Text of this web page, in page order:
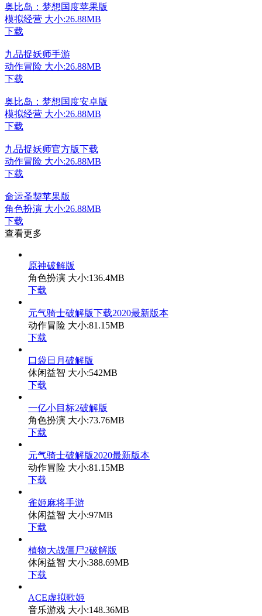
奥比岛：梦想国度苹果版
模拟经营 大小:26.88MB
下载
九品捉妖师手游
动作冒险 大小:26.88MB
下载
奥比岛：梦想国度安卓版
模拟经营 大小:26.88MB
下载
九品捉妖师官方版下载
动作冒险 大小:26.88MB
下载
命运圣契苹果版
角色扮演 大小:26.88MB
下载
查看更多
原神破解版
角色扮演 大小:136.4MB
下载
元气骑士破解版下载2020最新版本
动作冒险 大小:81.15MB
下载
口袋日月破解版
休闲益智 大小:542MB
下载
一亿小目标2破解版
角色扮演 大小:73.76MB
下载
元气骑士破解版2020最新版本
动作冒险 大小:81.15MB
下载
雀姬麻将手游
休闲益智 大小:97MB
下载
植物大战僵尸2破解版
休闲益智 大小:388.69MB
下载
ACE虚拟歌姬
音乐游戏 大小:148.36MB